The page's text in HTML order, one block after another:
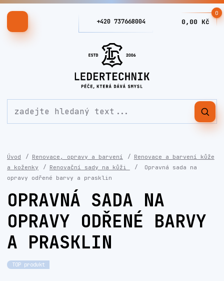
+420 737668004
0
0,00 Kč
Úvod Renovace, opravy a barvení
Renovace a barvení kůže
a koženky
Renovační sady na kůži
Opravná sada na
opravy odřené barvy a prasklin
OPRAVNÁ SADA NA
OPRAVY ODŘENÉ BARVY
A PRASKLIN
TOP produkt